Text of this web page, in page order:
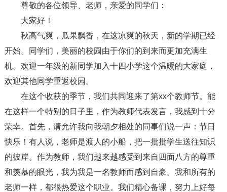
尊敬的各位领导、老师，亲爱的同学们：
大家好！
秋高气爽，瓜果飘香，在这凉爽的秋天，新的学期已经
开始。同学们，美丽的校园由于你们的到来而更加充满生
机。欢迎一年级的新同学加入十四小学这个温暖的大家庭，
欢迎其他同学重返校园。
在这个收获的季节，我们共同迎来了第xx个教师节。能
在这样一个特别的日子里，作为教师代表发言，我感到十分
荣幸。首先，请允许我向我朝夕相处的同事们说一声：节日
快乐！有人说，老师是渡人的小船，把一批批学生送往知识
的彼岸。作为教师，我们越来越感受到来自四面八方的尊重
和羡慕的眼光，我为我是一名教师而感到自豪。我和所有的
老师一样，都很热爱这个职业。我们精心备课，努力上好每